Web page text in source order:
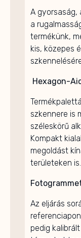
A gyorsaság,
a
termékünk,
kis, közepes
Hexagon-
szkennere is
széleskörű
Kompakt
megoldást
területeken is.
Az eljárás
pedig